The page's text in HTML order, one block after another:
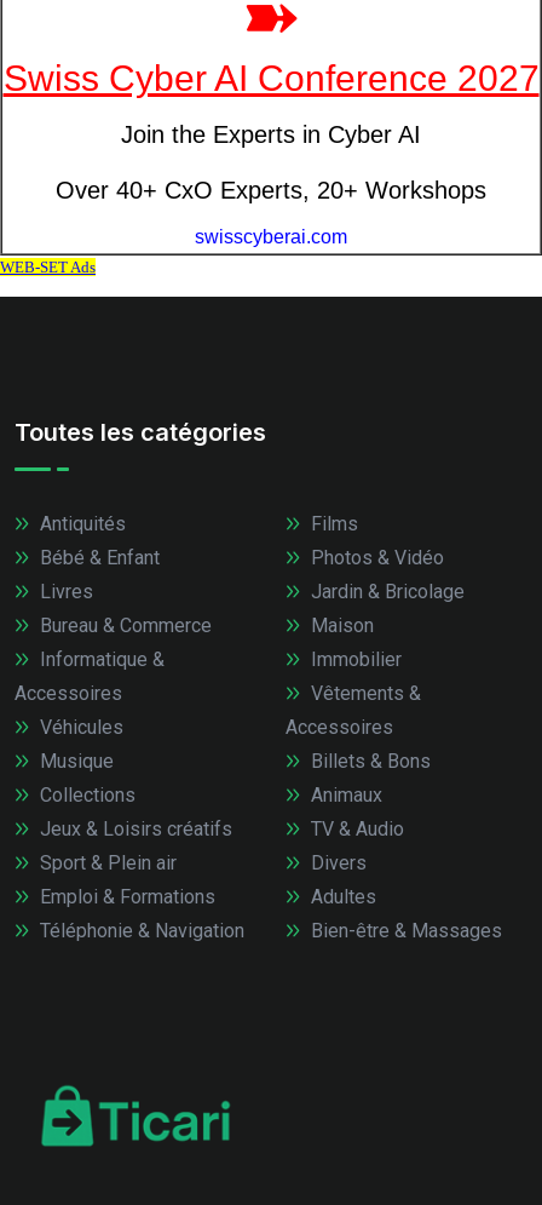
Toutes les catégories
Antiquités
Bébé & Enfant
Livres
Bureau & Commerce
Informatique &
Accessoires
Véhicules
Films
Photos & Vidéo
Jardin & Bricolage
Maison
Immobilier
Vêtements &
Accessoires
Musique
Collections
Jeux & Loisirs créatifs
Sport & Plein air
Emploi & Formations
Téléphonie & Navigation
Billets & Bons
Animaux
TV & Audio
Divers
Adultes
Bien-être & Massages